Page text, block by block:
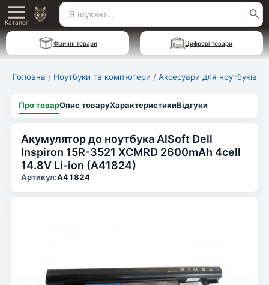
Перейти
до
вмісту
Main
Menu
Каталог
Пошук
для:
Фізичні товари Цифрові товари
Головна / Ноутбуки та комп'ютери / Аксесуари для ноутбуків
Про товарОпис товаруХарактеристикиВідгуки
Акумулятор до ноутбука AlSoft Dell
Inspiron 15R-3521 XCMRD 2600mAh 4cell
14.8V Li-ion (A41824)
Артикул:A41824